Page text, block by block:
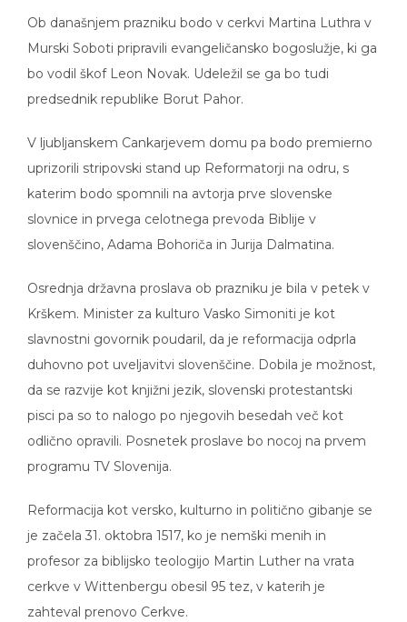
Ob današnjem prazniku bodo v cerkvi Martina Luthra v
Murski Soboti pripravili evangeličansko bogoslužje, ki ga
bo vodil škof Leon Novak. Udeležil se ga bo tudi
predsednik republike Borut Pahor.
V ljubljanskem Cankarjevem domu pa bodo premierno
uprizorili stripovski stand up Reformatorji na odru, s
katerim bodo spomnili na avtorja prve slovenske
slovnice in prvega celotnega prevoda Biblije v
slovenščino, Adama Bohoriča in Jurija Dalmatina.
Osrednja državna proslava ob prazniku je bila v petek v
Krškem. Minister za kulturo Vasko Simoniti je kot
slavnostni govornik poudaril, da je reformacija odprla
duhovno pot uveljavitvi slovenščine. Dobila je možnost,
da se razvije kot knjižni jezik, slovenski protestantski
pisci pa so to nalogo po njegovih besedah več kot
odlično opravili. Posnetek proslave bo nocoj na prvem
programu TV Slovenija.
Reformacija kot versko, kulturno in politično gibanje se
je začela 31. oktobra 1517, ko je nemški menih in
profesor za biblijsko teologijo Martin Luther na vrata
cerkve v Wittenbergu obesil 95 tez, v katerih je
zahteval prenovo Cerkve.